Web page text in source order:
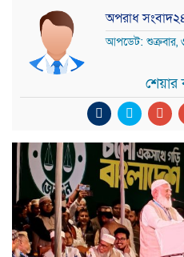
অপরাধ
আপডেট: শুক্রবার,